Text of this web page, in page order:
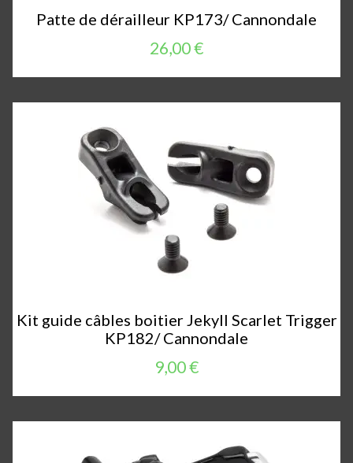
Patte de dérailleur KP173/ Cannondale
26,00 €
Kit guide câbles boitier Jekyll Scarlet Trigger
KP182/ Cannondale
9,00 €